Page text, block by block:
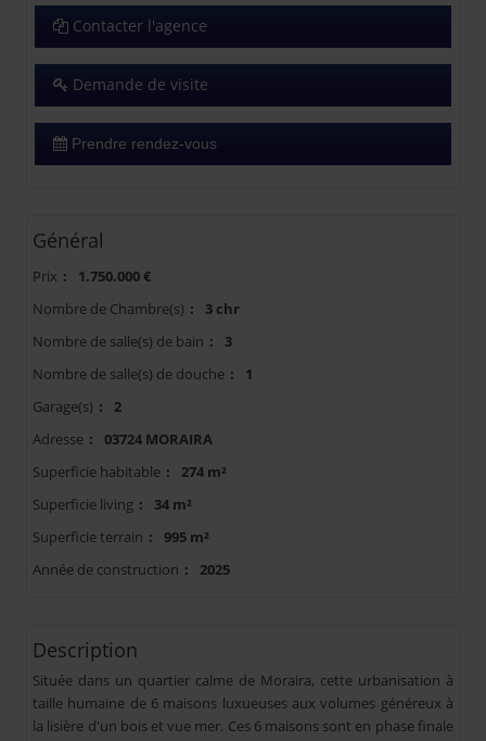
Contacter l'agence
Demande de visite
Prendre rendez-vous
Général
Prix :
1.750.000 €
Nombre de Chambre(s) :
3 chr
Nombre de salle(s) de bain :
3
Nombre de salle(s) de douche :
1
Garage(s) :
2
Adresse :
03724 MORAIRA
Superficie habitable :
274 m²
Superficie living :
34 m²
Superficie terrain :
995 m²
Année de construction : 2025
Description
Située dans un quartier calme de Moraira, cette urbanisation à
taille humaine de 6 maisons luxueuses aux volumes généreux à
la lisière d'un bois et vue mer. Ces 6 maisons sont en phase finale